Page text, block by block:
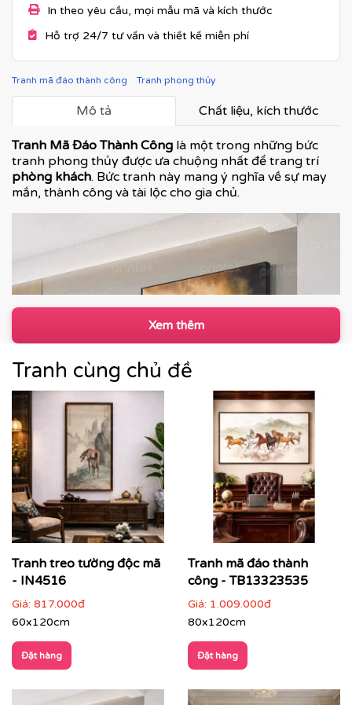
In theo yêu cầu, mọi mẫu mã và kích thước
Hỗ trợ 24/7 tư vấn và thiết kế miễn phí
Tranh mã đáo thành công Tranh phong thủy
Mô tả Chất liệu, kích thước
Tranh Mã Đáo Thành Công là một trong những bức
tranh phong thủy được ưa chuộng nhất để trang trí
phòng khách. Bức tranh này mang ý nghĩa về sự may
mắn, thành công và tài lộc cho gia chủ.
Xem thêm
Tranh cùng chủ đề
Tranh treo tường độc mã
- IN4516
Giá: 817.000đ
60x120cm
Đặt hàng
Tranh mã đáo thành
công - TB13323535
Giá: 1.009.000đ
80x120cm
Đặt hàng